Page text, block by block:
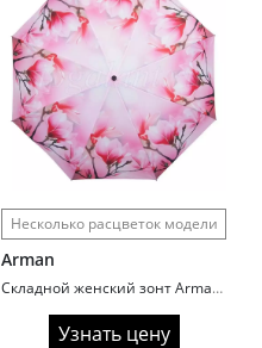
Несколько расцветок модели
Arman
Складной женский зонт Arman A889
Узнать цену